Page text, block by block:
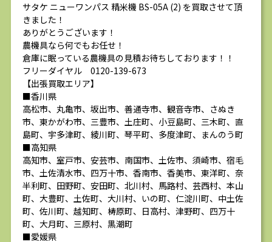
サタケ ニューワンパス 精米機 BS-05A (2) を買取させて頂
きました！
ありがとうございます！
農機具なら何でもお任せ！
倉庫に眠っている農機具の見積お待ちしております！！
フリーダイヤル 0120-139-673
【出張買取エリア】
■香川県
高松市、丸亀市、坂出市、善通寺市、観音寺市、さぬき
市、東かがわ市、三豊市、土庄町、小豆島町、三木町、直
島町、宇多津町、綾川町、琴平町、多度津町、まんのう町
■高知県
高知市、室戸市、安芸市、南国市、土佐市、須崎市、宿毛
市、土佐清水市、四万十市、香南市、香美市、東洋町、奈
半利町、田野町、安田町、北川村、馬路村、芸西村、本山
町、大豊町、土佐町、大川村、いの町、仁淀川町、中土佐
町、佐川町、越知町、梼原町、日高村、津野町、四万十
町、大月町、三原村、黒潮町
■愛媛県